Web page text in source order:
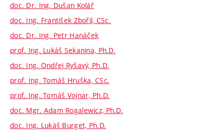
doc. Dr. Ing. Dušan Kolář
doc. Ing. František Zbořil, CSc.
doc. Dr. Ing. Petr Hanáček
prof. Ing. Lukáš Sekanina, Ph.D.
doc. Ing. Ondřej Ryšavý, Ph.D.
prof. Ing. Tomáš Hruška, CSc.
prof. Ing. Tomáš Vojnar, Ph.D.
doc. Mgr. Adam Rogalewicz, Ph.D.
doc. Ing. Lukáš Burget, Ph.D.